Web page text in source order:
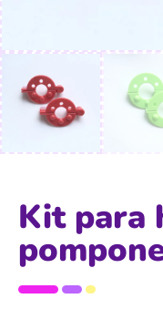
Kit para